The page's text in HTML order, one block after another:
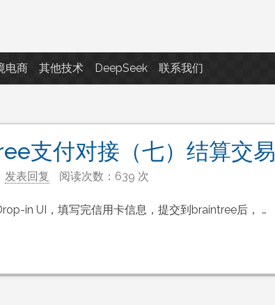
点点滴滴
电商 其他技术 DeepSeek 联系我们
支付对接（七）结算交易
发表回复 阅读次数：639 次
in UI，填写完信用卡信息，提交到braintree后， …